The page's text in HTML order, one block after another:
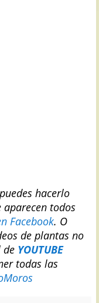
hacerlo
aparecen todos
Facebook. O
de plantas no
de YOUTUBE
todas las